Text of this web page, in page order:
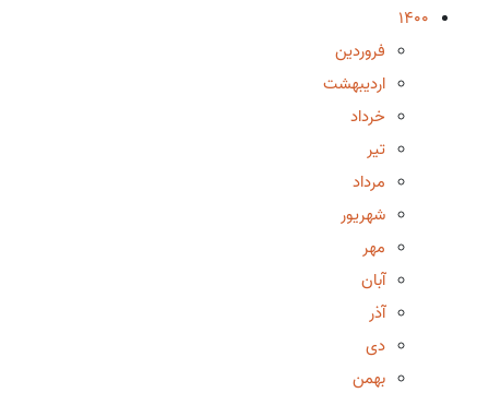
1400
فروردین
اردیبهشت
خرداد
تیر
مرداد
شهریور
مهر
آبان
آذر
دی
بهمن